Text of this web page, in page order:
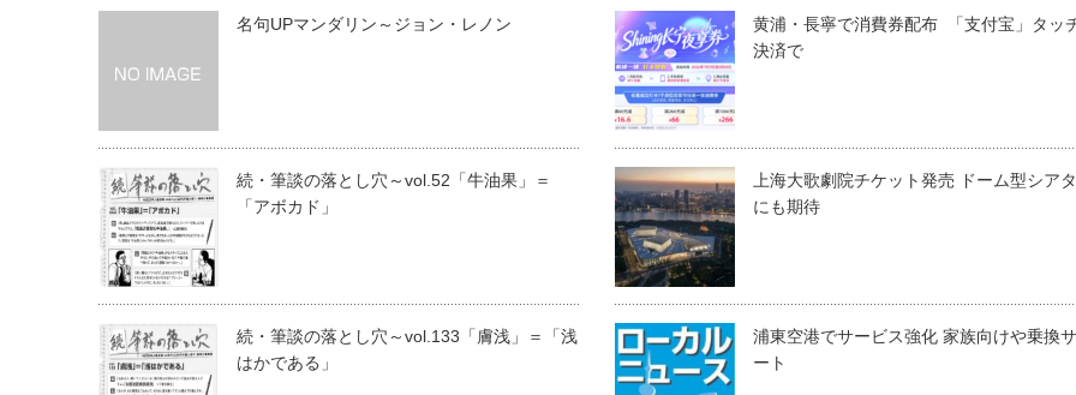
名句UPマンダリン～ジョン・レノン
続・筆談の落とし穴～vol.52「牛油果」＝
「アボカド」
続・筆談の落とし穴～vol.133「膚浅」＝「浅
はかである」
黄浦・長寧で消費券配布 「支付宝」タッ
決済で
上海大歌劇院チケット発売 ドーム型シア
にも期待
浦東空港でサービス強化 家族向けや乗換
ート